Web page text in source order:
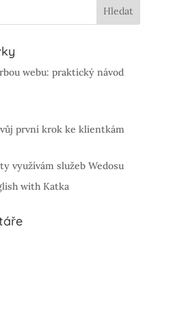
webu: praktický návod
první krok ke klientkám
využívám služeb Wedosu
with Katka